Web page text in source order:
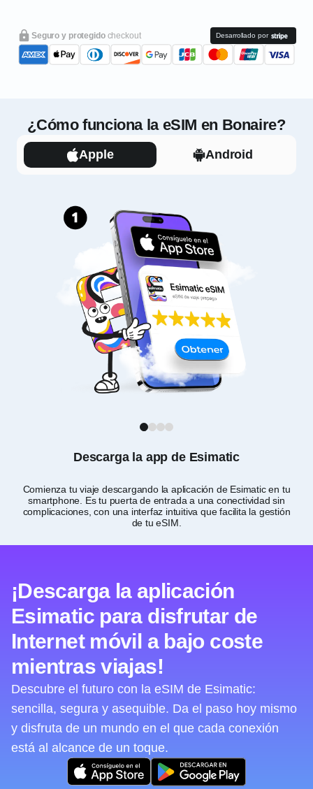
Seguro y protegido checkout Desarrollado por
¿Cómo funciona la eSIM en Bonaire?
Apple Android
Descarga la app de Esimatic
Comienza tu viaje descargando la aplicación de Esimatic en tu
smartphone. Es tu puerta de entrada a una conectividad sin
complicaciones, con una interfaz intuitiva que facilita la gestión
de tu eSIM.
1
¡Descarga la aplicación
Esimatic para disfrutar de
Internet móvil a bajo coste
mientras viajas!
Descubre el futuro con la eSIM de Esimatic:
sencilla, segura y asequible. Da el paso hoy mismo
y disfruta de un mundo en el que cada conexión
está al alcance de un toque.